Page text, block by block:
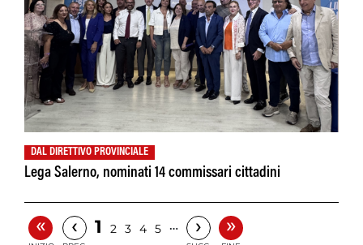
DAL DIRETTIVO PROVINCIALE
Lega Salerno, nominati 14 commissari cittadini
« ‹ 1 2 3 4 5 … › »